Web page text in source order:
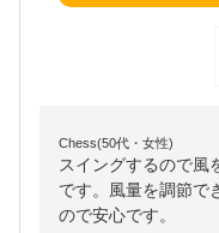
Chess(50代・女性)
スイングするので風
です。風量を調節で
ので安心です。